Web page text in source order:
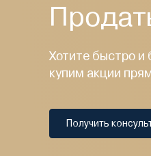
Хотите быстро
купим акции
Получить